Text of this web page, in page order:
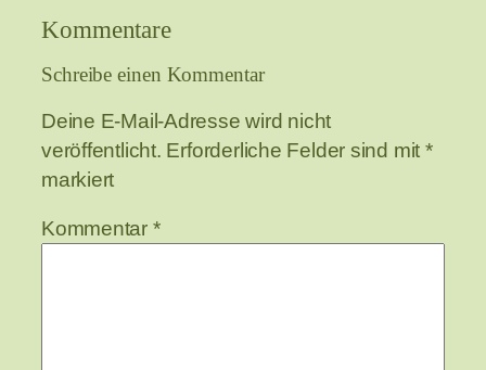
Kommentare
Schreibe einen Kommentar
Deine E-Mail-Adresse wird nicht
veröffentlicht. Erforderliche Felder sind mit *
markiert
Kommentar *